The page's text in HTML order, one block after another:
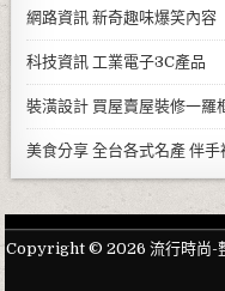
網路資訊 新奇趣味爆笑內容
科技資訊 工業電子3C產品
裝潢設計 買屋賣屋裝修一羅
美食分享 全台各式名產 伴手
Copyright © 2026 流行時尚-